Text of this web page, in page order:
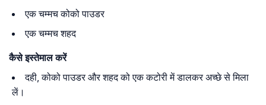
एक चम्मच कोको पाउडर
एक चम्मच शहद
कैसे इस्तेमाल करें
दही, कोको पाउडर और शहद को एक कटोरी में डालकर अच्छे से मिला
लें।